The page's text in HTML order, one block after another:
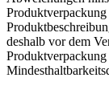
deshalb vor dem